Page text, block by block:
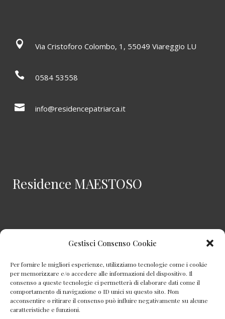
Gestisci Consenso Cookie
Per fornire le migliori esperienze, utilizziamo tecnologie come i cookie
per memorizzare e/o accedere alle informazioni del dispositivo. Il
consenso a queste tecnologie ci permetterà di elaborare dati come il
comportamento di navigazione o ID unici su questo sito. Non
acconsentire o ritirare il consenso può influire negativamente su alcune
caratteristiche e funzioni.
Via Cristoforo Colombo, 1, 55049 Viareggio LU
0584 53558
info@residencepatriarca.it
Residence MAESTOSO
Viale Giosuè Carducci, 42, 55049 Viareggio LU
0584 53558
info@residencemaestoso.it